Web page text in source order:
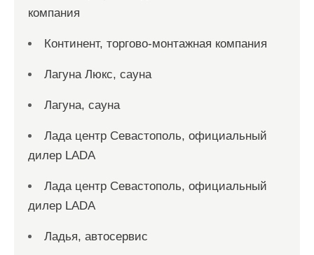
компания
Континент, торгово-монтажная компания
Лагуна Люкс, сауна
Лагуна, сауна
Лада центр Севастополь, официальный
дилер LADA
Лада центр Севастополь, официальный
дилер LADA
Ладья, автосервис